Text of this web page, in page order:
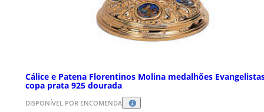
Cálice e Patena Florentinos Molina medalhões
copa prata 925 dourada
DISPONÍVEL POR ENCOMENDA